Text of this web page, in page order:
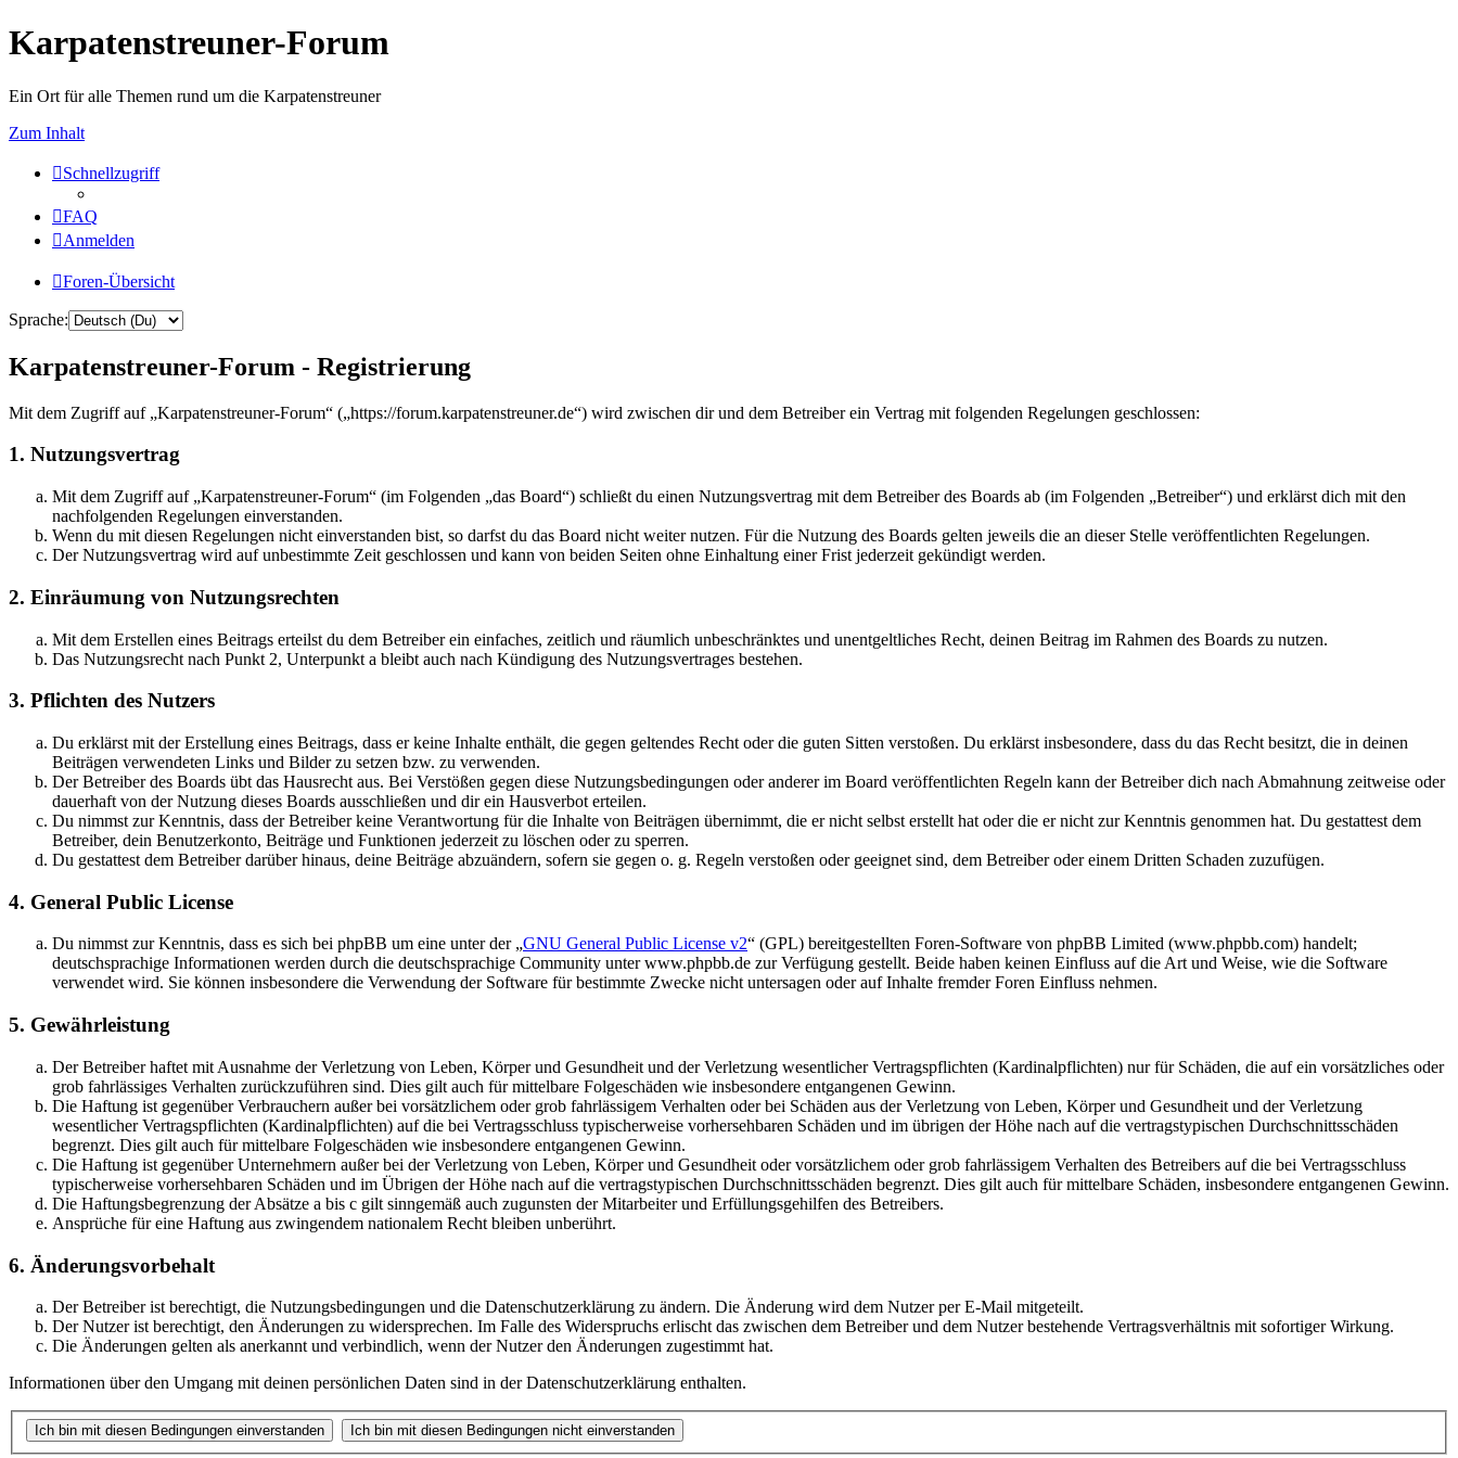
Karpatenstreuner-Forum
Ein Ort für alle Themen rund um die Karpatenstreuner
Zum Inhalt
Schnellzugriff
FAQ
Anmelden
Foren-Übersicht
Sprache:
Karpatenstreuner-Forum - Registrierung
Mit dem Zugriff auf „Karpatenstreuner-Forum“ („https://forum.karpatenstreuner.de“) wird zwischen dir und dem Betreiber ein Vertrag mit folgenden Regelungen geschlossen:
1. Nutzungsvertrag
Mit dem Zugriff auf „Karpatenstreuner-Forum“ (im Folgenden „das Board“) schließt du einen Nutzungsvertrag mit dem Betreiber des Boards ab (im Folgenden „Betreiber“) und erklärst dich mit den
nachfolgenden Regelungen einverstanden.
Wenn du mit diesen Regelungen nicht einverstanden bist, so darfst du das Board nicht weiter nutzen. Für die Nutzung des Boards gelten jeweils die an dieser Stelle veröffentlichten Regelungen.
Der Nutzungsvertrag wird auf unbestimmte Zeit geschlossen und kann von beiden Seiten ohne Einhaltung einer Frist jederzeit gekündigt werden.
2. Einräumung von Nutzungsrechten
Mit dem Erstellen eines Beitrags erteilst du dem Betreiber ein einfaches, zeitlich und räumlich unbeschränktes und unentgeltliches Recht, deinen Beitrag im Rahmen des Boards zu nutzen.
Das Nutzungsrecht nach Punkt 2, Unterpunkt a bleibt auch nach Kündigung des Nutzungsvertrages bestehen.
3. Pflichten des Nutzers
Du erklärst mit der Erstellung eines Beitrags, dass er keine Inhalte enthält, die gegen geltendes Recht oder die guten Sitten verstoßen. Du erklärst insbesondere, dass du das Recht besitzt, die in deinen
Beiträgen verwendeten Links und Bilder zu setzen bzw. zu verwenden.
Der Betreiber des Boards übt das Hausrecht aus. Bei Verstößen gegen diese Nutzungsbedingungen oder anderer im Board veröffentlichten Regeln kann der Betreiber dich nach Abmahnung zeitweise oder
dauerhaft von der Nutzung dieses Boards ausschließen und dir ein Hausverbot erteilen.
Du nimmst zur Kenntnis, dass der Betreiber keine Verantwortung für die Inhalte von Beiträgen übernimmt, die er nicht selbst erstellt hat oder die er nicht zur Kenntnis genommen hat. Du gestattest dem
Betreiber, dein Benutzerkonto, Beiträge und Funktionen jederzeit zu löschen oder zu sperren.
Du gestattest dem Betreiber darüber hinaus, deine Beiträge abzuändern, sofern sie gegen o. g. Regeln verstoßen oder geeignet sind, dem Betreiber oder einem Dritten Schaden zuzufügen.
4. General Public License
Du nimmst zur Kenntnis, dass es sich bei phpBB um eine unter der „GNU General Public License v2“ (GPL) bereitgestellten Foren-Software von phpBB Limited (www.phpbb.com) handelt;
deutschsprachige Informationen werden durch die deutschsprachige Community unter www.phpbb.de zur Verfügung gestellt. Beide haben keinen Einfluss auf die Art und Weise, wie die Software
verwendet wird. Sie können insbesondere die Verwendung der Software für bestimmte Zwecke nicht untersagen oder auf Inhalte fremder Foren Einfluss nehmen.
5. Gewährleistung
Der Betreiber haftet mit Ausnahme der Verletzung von Leben, Körper und Gesundheit und der Verletzung wesentlicher Vertragspflichten (Kardinalpflichten) nur für Schäden, die auf ein vorsätzliches oder
grob fahrlässiges Verhalten zurückzuführen sind. Dies gilt auch für mittelbare Folgeschäden wie insbesondere entgangenen Gewinn.
Die Haftung ist gegenüber Verbrauchern außer bei vorsätzlichem oder grob fahrlässigem Verhalten oder bei Schäden aus der Verletzung von Leben, Körper und Gesundheit und der Verletzung
wesentlicher Vertragspflichten (Kardinalpflichten) auf die bei Vertragsschluss typischerweise vorhersehbaren Schäden und im übrigen der Höhe nach auf die vertragstypischen Durchschnittsschäden
begrenzt. Dies gilt auch für mittelbare Folgeschäden wie insbesondere entgangenen Gewinn.
Die Haftung ist gegenüber Unternehmern außer bei der Verletzung von Leben, Körper und Gesundheit oder vorsätzlichem oder grob fahrlässigem Verhalten des Betreibers auf die bei Vertragsschluss
typischerweise vorhersehbaren Schäden und im Übrigen der Höhe nach auf die vertragstypischen Durchschnittsschäden begrenzt. Dies gilt auch für mittelbare Schäden, insbesondere entgangenen Gewinn.
Die Haftungsbegrenzung der Absätze a bis c gilt sinngemäß auch zugunsten der Mitarbeiter und Erfüllungsgehilfen des Betreibers.
Ansprüche für eine Haftung aus zwingendem nationalem Recht bleiben unberührt.
6. Änderungsvorbehalt
Der Betreiber ist berechtigt, die Nutzungsbedingungen und die Datenschutzerklärung zu ändern. Die Änderung wird dem Nutzer per E-Mail mitgeteilt.
Der Nutzer ist berechtigt, den Änderungen zu widersprechen. Im Falle des Widerspruchs erlischt das zwischen dem Betreiber und dem Nutzer bestehende Vertragsverhältnis mit sofortiger Wirkung.
Die Änderungen gelten als anerkannt und verbindlich, wenn der Nutzer den Änderungen zugestimmt hat.
Informationen über den Umgang mit deinen persönlichen Daten sind in der Datenschutzerklärung enthalten.